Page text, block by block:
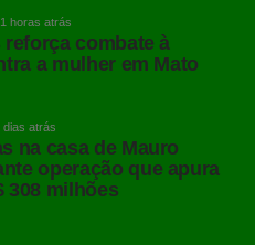
horas atrás
combate à
a mulher em Mato
dias atrás
na casa de Mauro
operação que apura
308 milhões